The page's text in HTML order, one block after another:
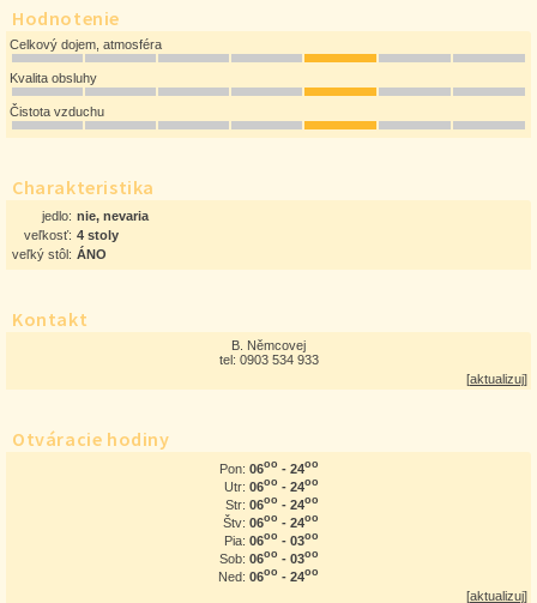
Hodnotenie
Celkový dojem, atmosféra
Kvalita obsluhy
Čistota vzduchu
Charakteristika
jedlo: nie, nevaria
veľkosť: 4 stoly
veľký stôl: ÁNO
Kontakt
B. Němcovej
tel: 0903 534 933
[aktualizuj]
Otváracie hodiny
Pon: 06oo - 24oo
Utr: 06oo - 24oo
Str: 06oo - 24oo
Štv: 06oo - 24oo
Pia: 06oo - 03oo
Sob: 06oo - 03oo
Ned: 06oo - 24oo
[aktualizuj]